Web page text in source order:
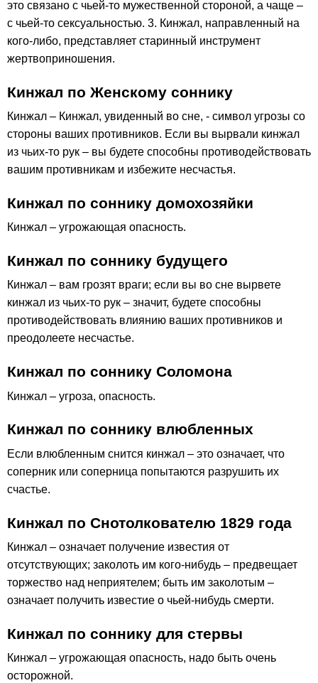
это связано с чьей-то мужественной стороной, а чаще –
с чьей-то сексуальностью. 3. Кинжал, направленный на
кого-либо, представляет старинный инструмент
жертвоприношения.
Кинжал по Женскому соннику
Кинжал – Кинжал, увиденный во сне, - символ угрозы со
стороны ваших противников. Если вы вырвали кинжал
из чьих-то рук – вы будете способны противодействовать
вашим противникам и избежите несчастья.
Кинжал по соннику домохозяйки
Кинжал – угрожающая опасность.
Кинжал по соннику будущего
Кинжал – вам грозят враги; если вы во сне вырвете
кинжал из чьих-то рук – значит, будете способны
противодействовать влиянию ваших противников и
преодолеете несчастье.
Кинжал по соннику Соломона
Кинжал – угроза, опасность.
Кинжал по соннику влюбленных
Если влюбленным снится кинжал – это означает, что
соперник или соперница попытаются разрушить их
счастье.
Кинжал по Снотолкователю 1829 года
Кинжал – означает получение известия от
отсутствующих; заколоть им кого-нибудь – предвещает
торжество над неприятелем; быть им заколотым –
означает получить известие о чьей-нибудь смерти.
Кинжал по соннику для стервы
Кинжал – угрожающая опасность, надо быть очень
осторожной.